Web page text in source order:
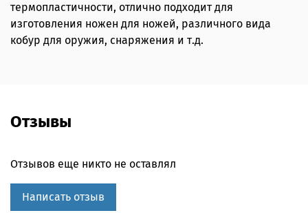
термопластичности, отлично подходит для
изготовления ножен для ножей, различного вида
кобур для оружия, снаряжения и т.д.
Отзывы
Отзывов еще никто не оставлял
Написать отзыв